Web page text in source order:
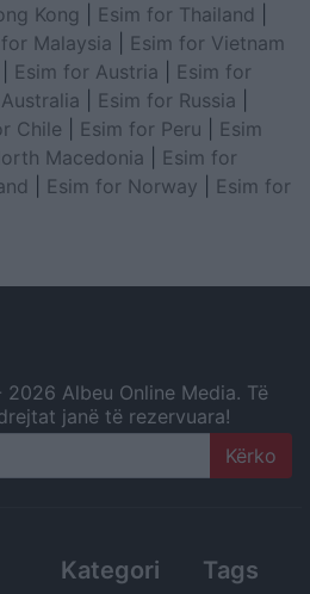
Kong Esim for Thailand
Malaysia
Esim for Vietnam
Esim for Austria
Esim for
Esim for Russia
Chile Esim for Peru
Esim
Macedonia
Esim for
Esim for Norway
Esim for
2026 Albeu Online Media. Të
janë të rezervuara!
Kategori Tags